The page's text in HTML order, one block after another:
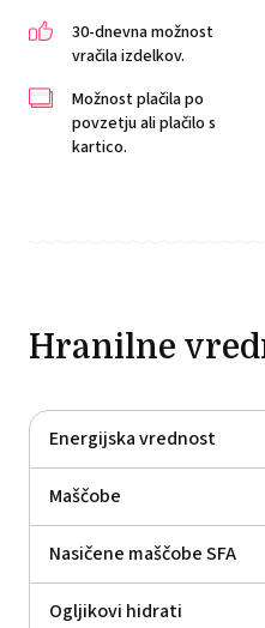
30-dnevna možnost
vračila izdelkov.
Možnost plačila po
povzetju ali plačilo s
kartico.
Hranilne
Energijska vrednost
Maščobe
Nasičene maščobe SFA
Ogljikovi hidrati